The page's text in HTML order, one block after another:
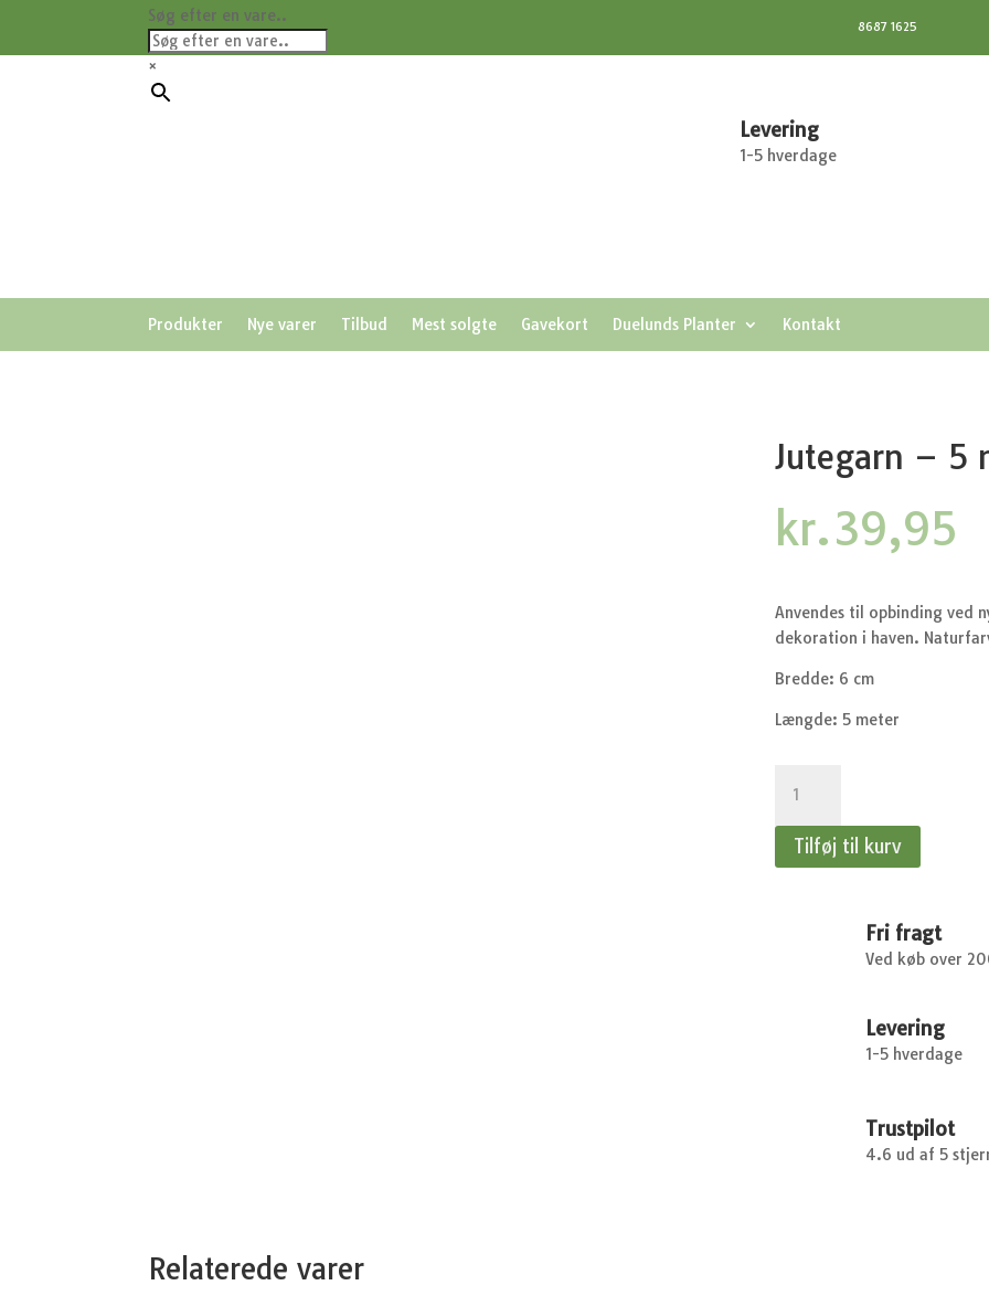
Søg efter en vare..
×
8687 1625
Levering
1-5 hverdage
Produkter Nye varer Tilbud Mest solgte Gavekort Duelunds Planter Kontakt
Jutegarn – 5
kr.39,95
Anvendes til opbinding ved
dekoration i haven.
Bredde: 6 cm
Længde: 5 meter
5
meter
Tilføj til kurv
Fri fragt
Ved køb over
Levering
1-5 hverdage
Trustpilot
4.6 ud af 5
Relaterede varer